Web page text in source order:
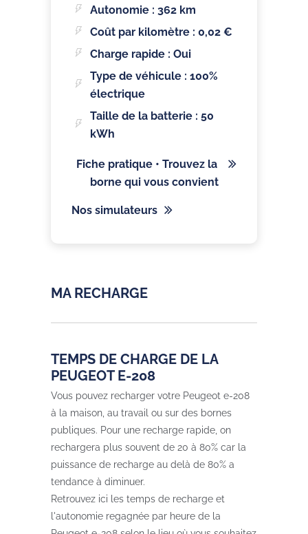
Autonomie : 362 km
Coût par kilomètre : 0,02 €
Charge rapide : Oui
Type de véhicule : 100%
électrique
Taille de la batterie : 50
kWh
Fiche pratique • Trouvez la
borne qui vous convient
Nos simulateurs
MA RECHARGE
TEMPS DE CHARGE DE LA
PEUGEOT E-208
Vous pouvez recharger votre Peugeot e-208
à la maison, au travail ou sur des bornes
publiques. Pour une recharge rapide, on
rechargera plus souvent de 20 à 80% car la
puissance de recharge au delà de 80% a
tendance à diminuer.
Retrouvez ici les temps de recharge et
l'autonomie regagnée par heure de la